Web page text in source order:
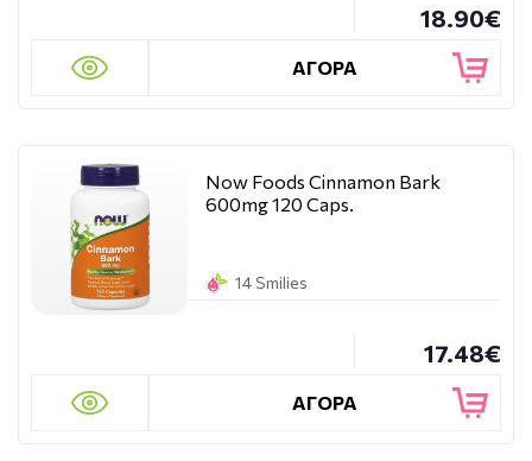
18.90€
ΑΓΟΡΑ
Now Foods Cinnamon Bark
600mg 120 Caps.
14 Smilies
17.48€
ΑΓΟΡΑ